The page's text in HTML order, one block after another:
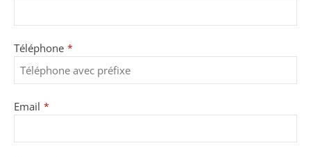
Téléphone *
Email *